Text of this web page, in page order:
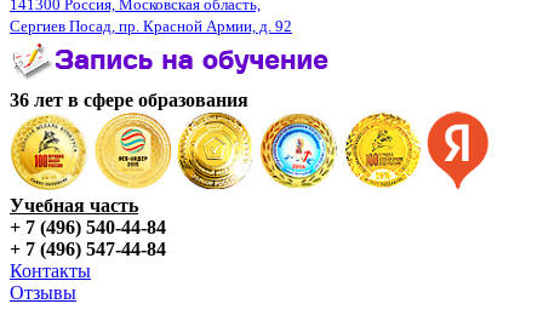
141300 Россия, Московская область,
Сергиев Посад, пр. Красной Армии, д. 92
36 лет в сфере образования
Учебная часть
+ 7 (496) 540-44-84
+ 7 (496) 547-44-84
Контакты
Отзывы